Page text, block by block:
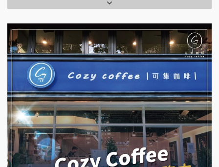
全家加盟說明會
台灣G湯加盟說明會
彭富貴加盟說明會
NU PASTA義大利麵加盟說明會
潮鍋癮加盟說明會
蓁伙烤倆吃加盟說明會
霏等茶加盟說明會
七盞茶加盟說明會
拉亞漢堡加盟說明會
杜芳子古味茶鋪加盟說明會
優握握×酸奶大獅加盟說明會
冬城門加盟說明會
拾鑶火鍋加盟說明會
阿性情趣無人販售所加盟明會